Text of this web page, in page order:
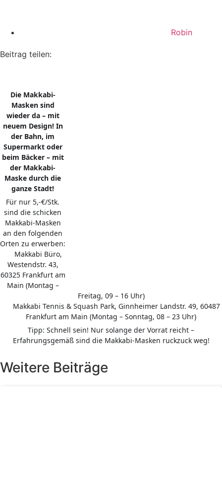
Robin
Beitrag teilen:
Die Makkabi-
Masken sind
wieder da – mit
neuem Design! In
der Bahn, im
Supermarkt oder
beim Bäcker – mit
der Makkabi-
Maske durch die
ganze Stadt!
Für nur 5,-€/Stk.
sind die schicken
Makkabi-Masken
an den folgenden
Orten zu erwerben:
Makkabi Büro,
Westendstr. 43,
60325 Frankfurt am
Main (Montag –
Freitag, 09 – 16 Uhr)
Makkabi Tennis & Squash Park, Ginnheimer Landstr. 49, 60487
Frankfurt am Main (Montag – Sonntag, 08 – 23 Uhr)
Tipp: Schnell sein! Nur solange der Vorrat reicht –
Erfahrungsgemäß sind die Makkabi-Masken ruckzuck weg!
Weitere Beiträge